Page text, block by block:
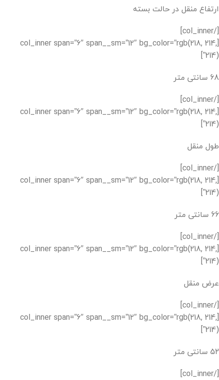
ارتفاع منقل در حالت بسته
[/col_inner]
[col_inner span=”6″ span__sm=”12″ bg_color=”rgb(218, 214,
214)”]
68 سانتی متر
[/col_inner]
[col_inner span=”6″ span__sm=”12″ bg_color=”rgb(218, 214,
214)”]
طول منقل
[/col_inner]
[col_inner span=”6″ span__sm=”12″ bg_color=”rgb(218, 214,
214)”]
66 سانتی متر
[/col_inner]
[col_inner span=”6″ span__sm=”12″ bg_color=”rgb(218, 214,
214)”]
عرض منقل
[/col_inner]
[col_inner span=”6″ span__sm=”12″ bg_color=”rgb(218, 214,
214)”]
52 سانتی متر
[/col_inner]